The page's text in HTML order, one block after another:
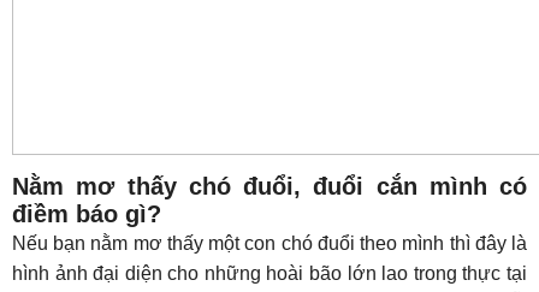
Nằm mơ thấy chó đuổi, đuổi cắn mình có
điềm báo gì?
Nếu bạn nằm mơ thấy một con chó đuổi theo mình thì đây là
hình ảnh đại diện cho những hoài bão lớn lao trong thực tại